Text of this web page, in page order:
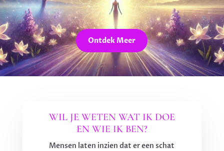
Ontdek Meer
WIL JE WETEN WAT IK DOE
EN WIE IK BEN?
Mensen laten inzien dat er een schat